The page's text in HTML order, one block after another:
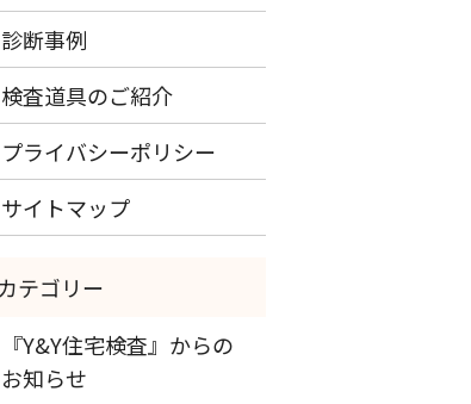
診断事例
検査道具のご紹介
プライバシーポリシー
サイトマップ
『Y&Y住宅検査』からの
お知らせ